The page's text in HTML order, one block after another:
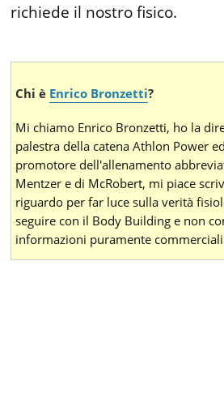
richiede il nostro fisico.
Chi è Enrico Bronzetti?
Mi chiamo Enrico Bronzetti, ho la
palestra della catena Athlon Power
promotore dell'allenamento
Mentzer e di McRobert, mi piace
riguardo per far luce sulla verità
seguire con il Body Building e non
informazioni puramente